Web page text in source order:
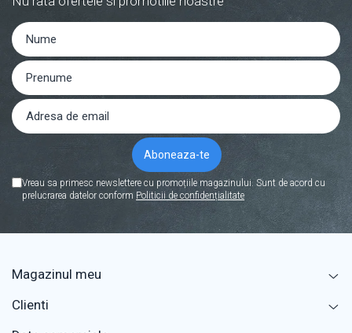
Vreau sa primesc newslettere cu promoțiile magazinului. Sunt de acord cu
prelucrarea datelor conform Politicii de confidențialitate
Magazinul meu
Clienti